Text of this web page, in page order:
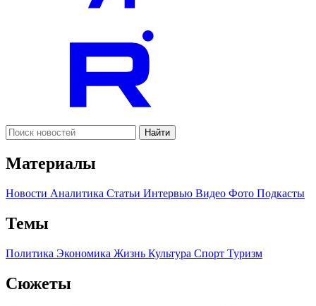
Найти
Материалы
Новости Аналитика Статьи Интервью Видео Фото Подкасты
Темы
Политика Экономика Жизнь Культура Спорт Туризм
Сюжеты